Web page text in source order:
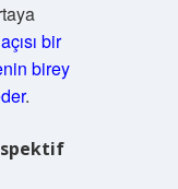
bir
birey
.